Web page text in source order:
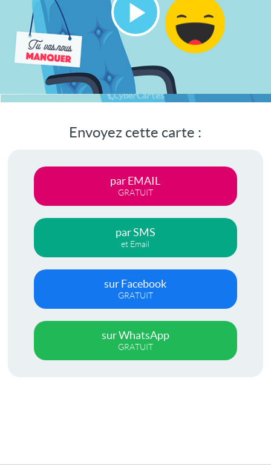
Lire
la
vidéo
Envoyez cette carte :
par EMAIL
GRATUIT
par SMS
et Email
sur Facebook
GRATUIT
sur WhatsApp
GRATUIT